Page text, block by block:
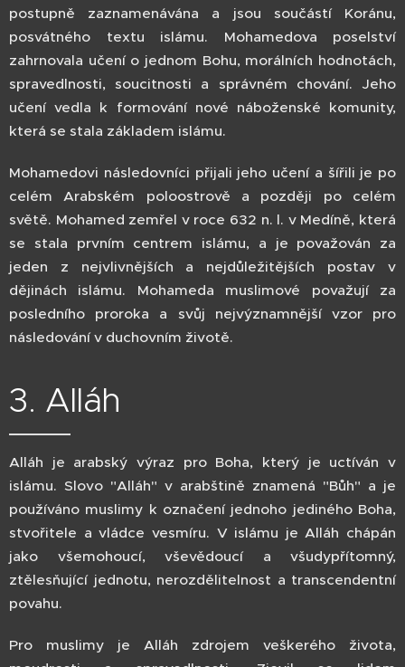
postupně zaznamenávána a jsou součástí Koránu,
posvátného textu islámu. Mohamedova poselství
zahrnovala učení o jednom Bohu, morálních hodnotách,
spravedlnosti, soucitnosti a správném chování. Jeho
učení vedla k formování nové náboženské komunity,
která se stala základem islámu.
Mohamedovi následovníci přijali jeho učení a šířili je po
celém Arabském poloostrově a později po celém
světě. Mohamed zemřel v roce 632 n. l. v Medíně, která
se stala prvním centrem islámu, a je považován za
jeden z nejvlivnějších a nejdůležitějších postav v
dějinách islámu. Mohameda muslimové považují za
posledního proroka a svůj nejvýznamnější vzor pro
následování v duchovním životě.
3. Alláh
Alláh je arabský výraz pro Boha, který je uctíván v
islámu. Slovo "Alláh" v arabštině znamená "Bůh" a je
používáno muslimy k označení jednoho jediného Boha,
stvořitele a vládce vesmíru. V islámu je Alláh chápán
jako všemohoucí, vševědoucí a všudypřítomný,
ztělesňující jednotu, nerozdělitelnost a transcendentní
povahu.
Pro muslimy je Alláh zdrojem veškerého života,